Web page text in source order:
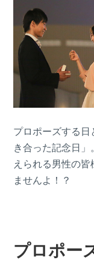
プロポーズする
き合った記念日
えられる男性の
ませんよ！？
プロポー